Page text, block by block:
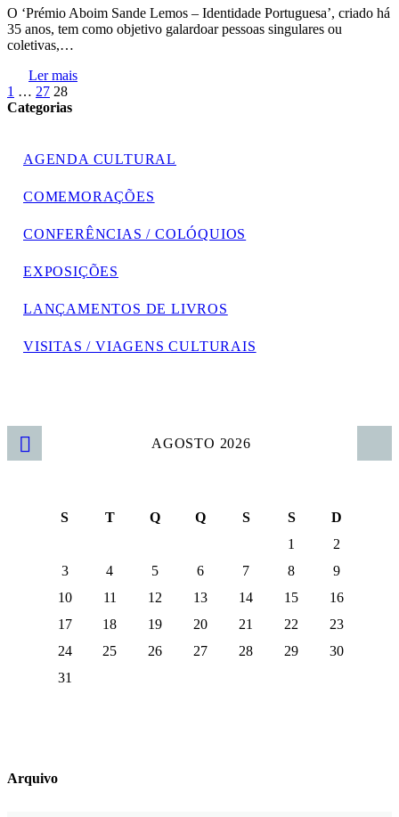
O ‘Prémio Aboim Sande Lemos – Identidade Portuguesa’, criado há
35 anos, tem como objetivo galardoar pessoas singulares ou
coletivas,…
Ler mais
1 … 27 28
Categorias
AGENDA CULTURAL
COMEMORAÇÕES
CONFERÊNCIAS / COLÓQUIOS
EXPOSIÇÕES
LANÇAMENTOS DE LIVROS
VISITAS / VIAGENS CULTURAIS
AGOSTO 2026
S T Q Q S S
D
1
2
3
4 5 6 7 8
9
10
11 12 13 14 15
16
17
18 19 20 21 22
23
24
25 26 27 28 29
30
31
Arquivo